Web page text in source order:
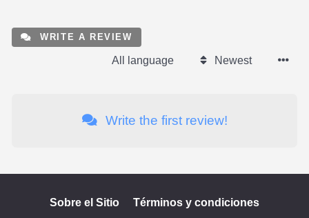
WRITE A REVIEW
All language Newest
Write the first review!
Sobre el Sitio Términos y condiciones